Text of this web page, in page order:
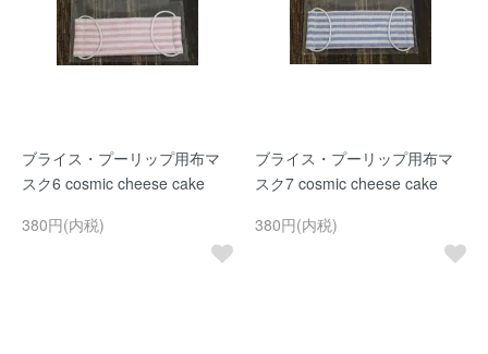
ブライス・プーリップ用布マ
スク6 cosmic cheese cake
380円(内税)
ブライス・プーリップ用布マ
スク7 cosmic cheese cake
380円(内税)